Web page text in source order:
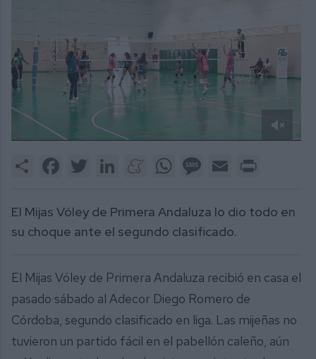
1
Share FacebookTwitter LinkedInMeneameWhatsAppMessage
Email
El Mijas Vóley de Primera Andaluza lo dio todo en
su choque ante el segundo clasificado.
El Mijas Vóley de Primera Andaluza recibió en casa el
pasado sábado al Adecor Diego Romero de
Córdoba, segundo clasificado en liga. Las mijeñas no
tuvieron un partido fácil en el pabellón caleño, aún